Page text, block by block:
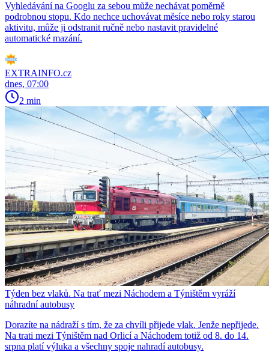
Vyhledávání na Googlu za sebou může nechávat poměrně
podrobnou stopu. Kdo nechce uchovávat měsíce nebo roky starou
aktivitu, může ji odstranit ručně nebo nastavit pravidelné
automatické mazání.
EXTRAINFO.cz
dnes, 07:00
2 min
Týden bez vlaků. Na trať mezi Náchodem a Týništěm vyráží
náhradní autobusy
Dorazíte na nádraží s tím, že za chvíli přijede vlak. Jenže nepřijede.
Na trati mezi Týništěm nad Orlicí a Náchodem totiž od 8. do 14.
srpna platí výluka a všechny spoje nahradí autobusy.